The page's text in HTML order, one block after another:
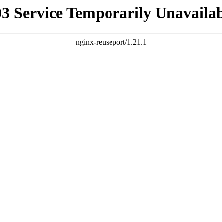
Service Temporarily
nginx-reuseport/1.21.1